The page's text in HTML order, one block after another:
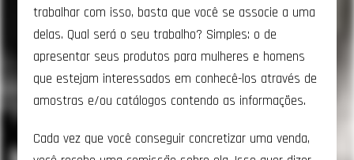
trabalhar com isso, basta que você se associe a uma
delas. Qual será o seu trabalho? Simples: o de
apresentar seus produtos para mulheres e homens
que estejam interessados em conhecê-los através de
amostras e/ou catálogos contendo as informações.
Cada vez que você conseguir concretizar uma venda,